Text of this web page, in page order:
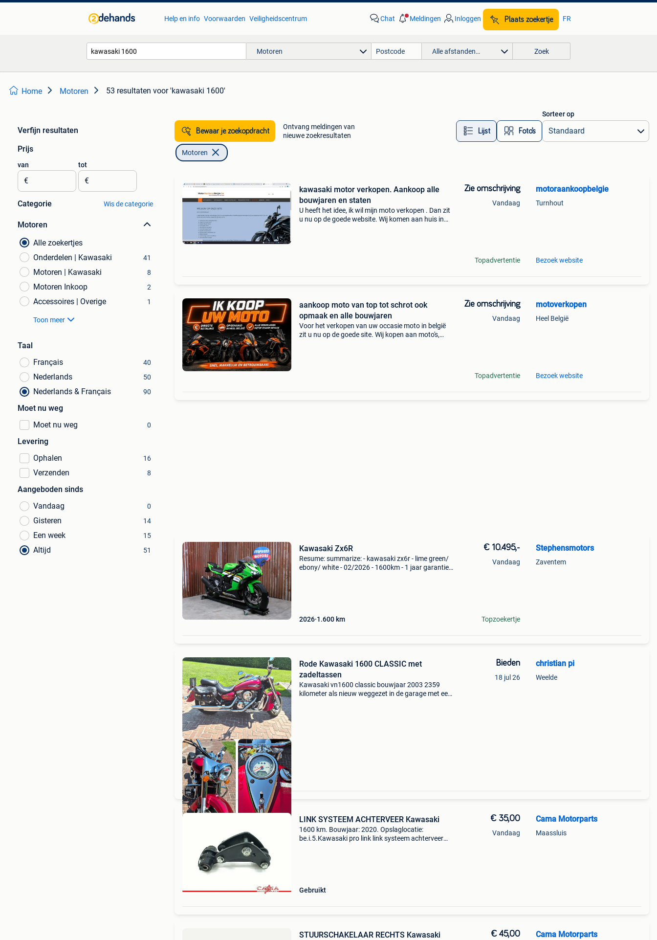
Help en info Voorwaarden Veiligheidscentrum Chat Meldingen Inloggen Plaats zoekertje FR
Motoren Alle afstanden… Zoek
Home Motoren 53 resultaten voor 'kawasaki 1600'
Verfijn resultaten
Prijs
van
€
tot
€
Categorie Wis de categorie
Motoren
Alle zoekertjes
Onderdelen | Kawasaki
41
Motoren | Kawasaki 8
Motoren Inkoop 2
Accessoires | Overige 1
Toon meer
Taal
Français
40
Nederlands 50
Nederlands & Français 90
Moet nu weg
Moet nu weg
0
Levering
Ophalen
16
Verzenden 8
Aangeboden sinds
Vandaag
0
Gisteren 14
Een week 15
Altijd 51
Bewaar je zoekopdracht
Ontvang meldingen van
nieuwe zoekresultaten
Lijst Foto’s
Sorteer op
Motoren
kawasaki motor verkopen. Aankoop alle
bouwjaren en staten
U heeft het idee, ik wil mijn moto verkopen . Dan zit
u nu op de goede website. Wij komen aan huis in
Zie omschrijving
Vandaag
Topadvertentie
motoraankoopbelgie
Turnhout
Bezoek website
aankoop moto van top tot schrot ook
opmaak en alle bouwjaren
Voor het verkopen van uw occasie moto in belgië
zit u nu op de goede site. Wij kopen aan moto's,
Zie omschrijving
Vandaag
Topadvertentie
motoverkopen
Heel België
Bezoek website
Kawasaki Zx6R
Resume: summarize: - kawasaki zx6r - lime green/
ebony/ white - 02/2026 - 1600km - 1 jaar garantie -
2026 1.600 km
€ 10.495,-
Vandaag
Topzoekertje
Stephensmotors
Zaventem
Rode Kawasaki 1600 CLASSIC met
zadeltassen
Kawasaki vn1600 classic bouwjaar 2003 2359
kilometer als nieuw weggezet in de garage met een
Bieden
18 jul 26
christian pi
Weelde
LINK SYSTEEM ACHTERVEER Kawasaki
1600 km. Bouwjaar: 2020. Opslaglocatie:
be.i.5.Kawasaki pro link link systeem achterveer
Gebruikt
€ 35,00
Vandaag
Cama Motorparts
Maassluis
STUURSCHAKELAAR RECHTS Kawasaki € 45,00 Cama Motorparts